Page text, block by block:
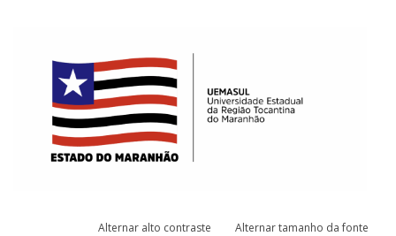
Alternar alto contraste Alternar tamanho da fonte